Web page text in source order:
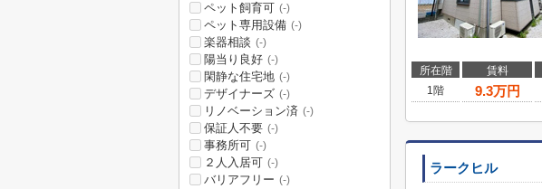
所在階 賃料
1階
9.3万円
ラークヒル
ペット飼育可 (-)
ペット専用設備 (-)
楽器相談 (-)
陽当り良好 (-)
閑静な住宅地 (-)
デザイナーズ (-)
リノベーション済 (-)
保証人不要 (-)
事務所可 (-)
２人入居可 (-)
バリアフリー (-)